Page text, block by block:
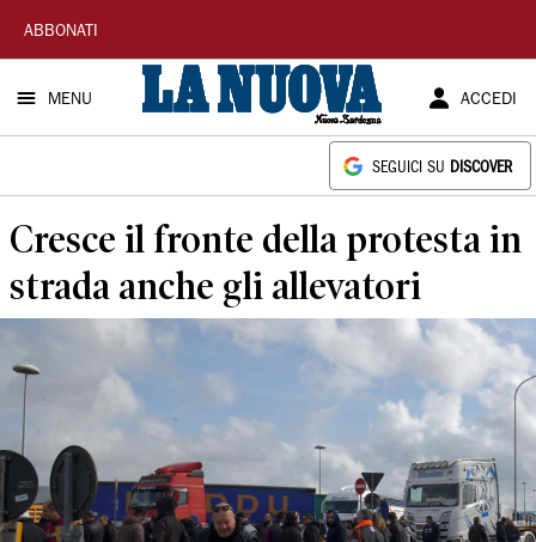
La
Nuova
Sardegna
ABBONATI
MENU ACCEDI
SEGUICI SU DISCOVER
Cresce il fronte della protesta in
strada anche gli allevatori